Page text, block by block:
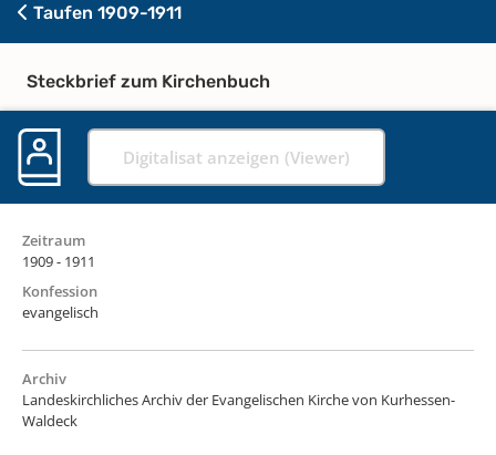
Taufen 1909-1911
Steckbrief zum Kirchenbuch
Digitalisat anzeigen (Viewer)
Zeitraum
1909 - 1911
Konfession
evangelisch
Archiv
Landeskirchliches Archiv der Evangelischen Kirche von Kurhessen-
Waldeck